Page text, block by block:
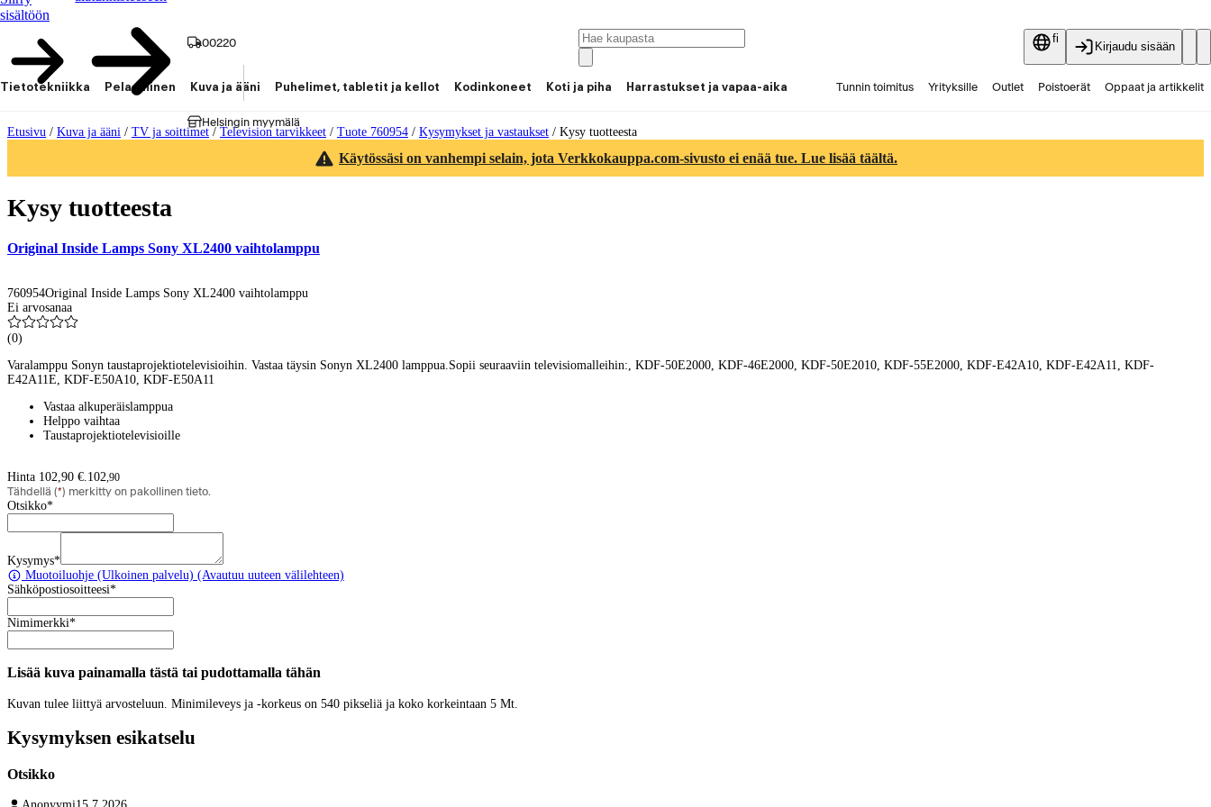
sisältöön
00220
Helsingin myymälä
fi
Kirjaudu sisään
Tietotekniikka Pelaaminen Kuva ja ääni Puhelimet, tabletit ja kellot Kodinkoneet Koti ja piha Harrastukset ja vapaa-aika Tunnin toimitus Yrityksille Outlet Poistoerät Oppaat ja artikkelit
Etusivu / Kuva ja ääni / TV ja soittimet / Television tarvikkeet / Tuote 760954 / Kysymykset ja vastaukset / Kysy tuotteesta
Käytössäsi on vanhempi selain, jota Verkkokauppa.com-sivusto ei enää tue. Lue lisää täältä.
Kysy tuotteesta
Original Inside Lamps Sony XL2400 vaihtolamppu
760954Original Inside Lamps Sony XL2400 vaihtolamppu
Ei arvosanaa
(0)
Varalamppu Sonyn taustaprojektiotelevisioihin. Vastaa täysin Sonyn XL2400 lamppua.Sopii seuraaviin televisiomalleihin:, KDF-50E2000, KDF-46E2000, KDF-50E2010, KDF-55E2000, KDF-E42A10, KDF-E42A11, KDF-
E42A11E, KDF-E50A10, KDF-E50A11
Vastaa alkuperäislamppua
Helppo vaihtaa
Taustaprojektiotelevisioille
Hinta 102,90 €.102,90
Tähdellä (*) merkitty on pakollinen tieto.
Otsikko*
Kysymys*
Muotoiluohje (Ulkoinen palvelu) (Avautuu uuteen välilehteen)
Sähköpostiosoitteesi*
Nimimerkki*
Lisää kuva painamalla tästä tai pudottamalla tähän
Kuvan tulee liittyä arvosteluun. Minimileveys ja -korkeus on 540 pikseliä ja koko korkeintaan 5 Mt.
Kysymyksen esikatselu
Otsikko